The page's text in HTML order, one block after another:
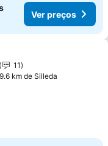
Ver preços
aos favoritos
11
km de Silleda